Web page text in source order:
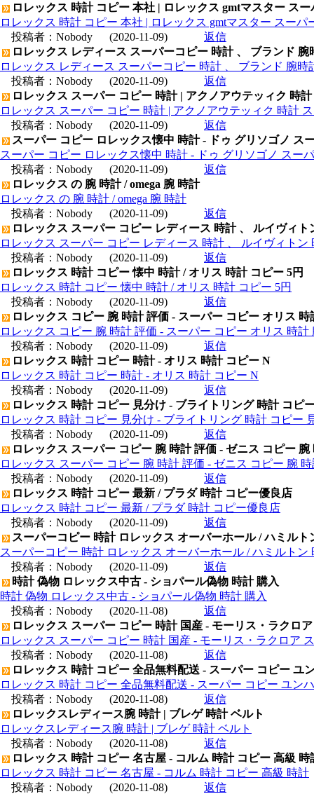
ロレックス 時計 コピー 本社 | ロレックス gmtマスター ス
ロレックス 時計 コピー 本社 | ロレックス gmtマスター スーパ
投稿者： Nobody (2020-11-09)
返信
ロレックス レディース スーパーコピー 時計 、 ブランド
ロレックス レディース スーパーコピー 時計 、 ブランド 腕時
投稿者： Nobody (2020-11-09)
返信
ロレックス スーパー コピー 時計 | アクノアウテッィク 時
ロレックス スーパー コピー 時計 | アクノアウテッィク 時計
投稿者： Nobody (2020-11-09)
返信
スーパー コピー ロレックス懐中 時計 - ドゥ グリソゴノ ス
スーパー コピー ロレックス懐中 時計 - ドゥ グリソゴノ スー
投稿者： Nobody (2020-11-09)
返信
ロレックス の 腕 時計 / omega 腕 時計
ロレックス の 腕 時計 / omega 腕 時計
投稿者： Nobody (2020-11-09)
返信
ロレックス スーパー コピー レディース 時計 、 ルイヴィ
ロレックス スーパー コピー レディース 時計 、 ルイヴィト
投稿者： Nobody (2020-11-09)
返信
ロレックス 時計 コピー 懐中 時計 / オリス 時計 コピー 5円
ロレックス 時計 コピー 懐中 時計 / オリス 時計 コピー 5円
投稿者： Nobody (2020-11-09)
返信
ロレックス コピー 腕 時計 評価 - スーパー コピー オリス 時
ロレックス コピー 腕 時計 評価 - スーパー コピー オリス 時計
投稿者： Nobody (2020-11-09)
返信
ロレックス 時計 コピー 時計 - オリス 時計 コピー N
ロレックス 時計 コピー 時計 - オリス 時計 コピー N
投稿者： Nobody (2020-11-09)
返信
ロレックス 時計 コピー 見分け - ブライトリング 時計 コピ
ロレックス 時計 コピー 見分け - ブライトリング 時計 コピー
投稿者： Nobody (2020-11-09)
返信
ロレックス スーパー コピー 腕 時計 評価 - ゼニス コピー 腕
ロレックス スーパー コピー 腕 時計 評価 - ゼニス コピー 腕
投稿者： Nobody (2020-11-09)
返信
ロレックス 時計 コピー 最新 / プラダ 時計 コピー優良店
ロレックス 時計 コピー 最新 / プラダ 時計 コピー優良店
投稿者： Nobody (2020-11-09)
返信
スーパーコピー 時計 ロレックス オーバーホール / ハミル
スーパーコピー 時計 ロレックス オーバーホール / ハミルトン
投稿者： Nobody (2020-11-09)
返信
時計 偽物 ロレックス中古 - ショパール偽物 時計 購入
時計 偽物 ロレックス中古 - ショパール偽物 時計 購入
投稿者： Nobody (2020-11-08)
返信
ロレックス スーパー コピー 時計 国産 - モーリス・ラクロ
ロレックス スーパー コピー 時計 国産 - モーリス・ラクロア
投稿者： Nobody (2020-11-08)
返信
ロレックス 時計 コピー 全品無料配送 - スーパー コピー ユ
ロレックス 時計 コピー 全品無料配送 - スーパー コピー ユン
投稿者： Nobody (2020-11-08)
返信
ロレックスレディース腕 時計 | ブレゲ 時計 ベルト
ロレックスレディース腕 時計 | ブレゲ 時計 ベルト
投稿者： Nobody (2020-11-08)
返信
ロレックス 時計 コピー 名古屋 - コルム 時計 コピー 高級 時
ロレックス 時計 コピー 名古屋 - コルム 時計 コピー 高級 時計
投稿者： Nobody (2020-11-08)
返信